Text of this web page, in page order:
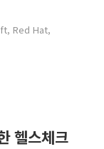
, Red Hat,
헬스체크